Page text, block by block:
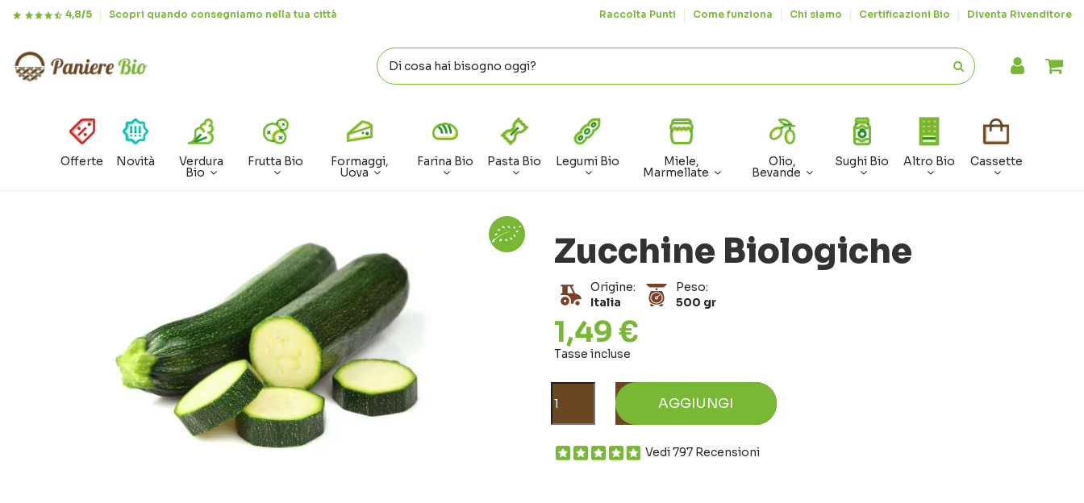
4,8/5 Scopri quando consegniamo nella tua città Raccolta Punti Come funziona Chi siamo Certificazioni Bio Diventa Rivenditore
Offerte Novità Verdura
Bio
Frutta Bio Formaggi,
Uova
Farina Bio Pasta Bio Legumi Bio Miele,
Marmellate
Olio,
Bevande
Sughi Bio Altro Bio Cassette
Zucchine Biologiche
Origine:
Italia
Peso:
500 gr
1,49 €
Tasse incluse
AGGIUNGI
Vedi 797 Recensioni